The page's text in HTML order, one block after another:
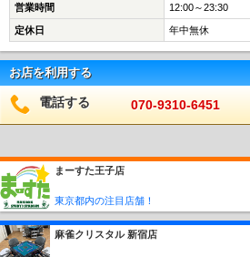
営業時間 12:00～23:30
定休日 年中無休
お店を利用する
電話する 070-9310-6451
まーすた王子店
東京都内の注目店舗！
麻雀クリスタル 新宿店